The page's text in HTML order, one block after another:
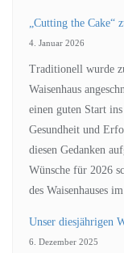
„Cutting the Cake“
4. Januar 2026
Traditionell wurde
Waisenhaus
einen guten Start
Gesundheit und
diesen Gedanken
Wünsche für 2026
des Waisenhauses
Unser diesjährigen
6. Dezember 2025